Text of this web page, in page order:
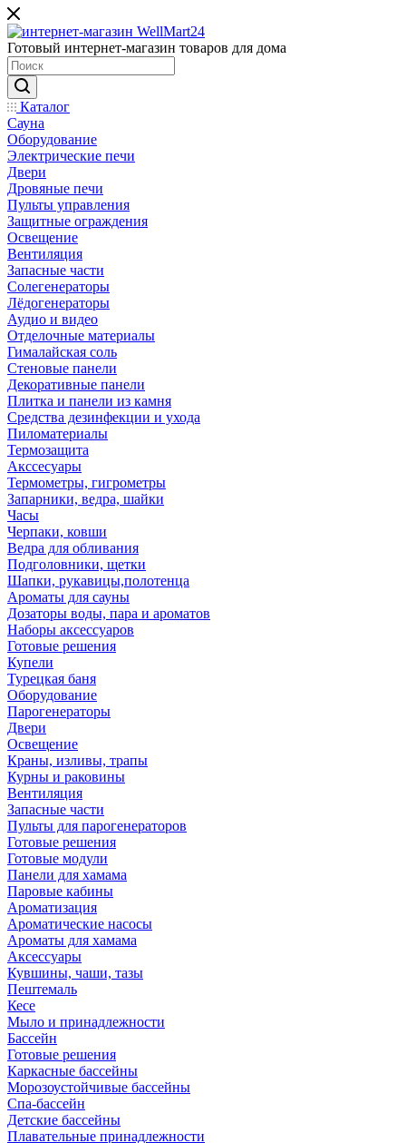
Готовый интернет-магазин товаров для дома
Каталог
Сауна
Оборудование
Электрические печи
Двери
Дровяные печи
Пульты управления
Защитные ограждения
Освещение
Вентиляция
Запасные части
Солегенераторы
Лёдогенераторы
Аудио и видео
Отделочные материалы
Гималайская соль
Стеновые панели
Декоративные панели
Плитка и панели из камня
Средства дезинфекции и ухода
Пиломатериалы
Термозащита
Аксcесуары
Термометры, гигрометры
Запарники, ведра, шайки
Часы
Черпаки, ковши
Ведра для обливания
Подголовники, щетки
Шапки, рукавицы,полотенца
Ароматы для сауны
Дозаторы воды, пара и ароматов
Наборы аксессуаров
Готовые решения
Купели
Турецкая баня
Оборудование
Парогенераторы
Двери
Освещение
Краны, изливы, трапы
Курны и раковины
Вентиляция
Запасные части
Пульты для парогенераторов
Готовые решения
Готовые модули
Панели для хамама
Паровые кабины
Ароматизация
Ароматические насосы
Ароматы для хамама
Аксессуары
Кувшины, чаши, тазы
Пештемаль
Кесе
Мыло и принадлежности
Бассейн
Готовые решения
Каркасные бассейны
Морозоустойчивые бассейны
Спа-бассейн
Детские бассейны
Плавательные принадлежности